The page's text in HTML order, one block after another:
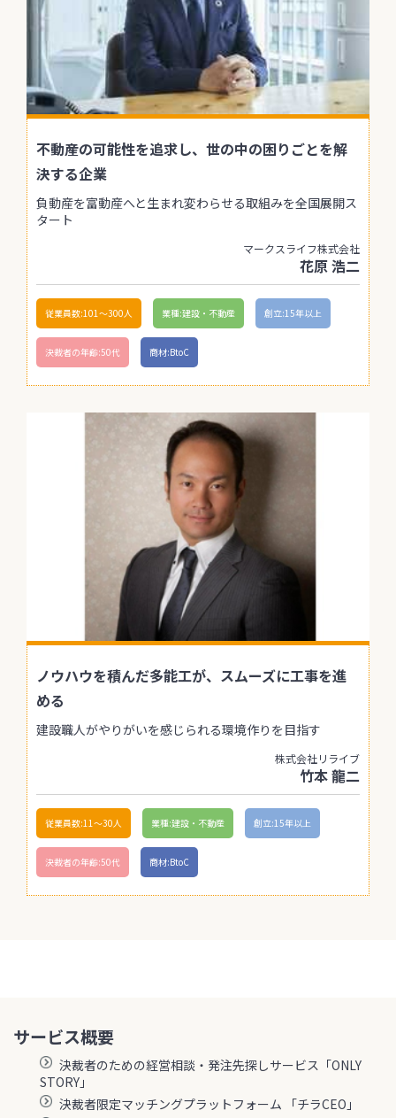
不動産の可能性を追求し、世の中の困りごとを解
決する企業
負動産を富動産へと生まれ変わらせる取組みを全国展開ス
タート
マークスライフ株式会社
花原 浩二
従業員数:101〜300人 業種:建設・不動産 創立:15年以上
決裁者の年齢:50代 商材:BtoC
ノウハウを積んだ多能工が、スムーズに工事を進
める
建設職人がやりがいを感じられる環境作りを目指す
株式会社リライブ
竹本 龍二
従業員数:11〜30人 業種:建設・不動産 創立:15年以上
決裁者の年齢:50代 商材:BtoC
サービス概要
決裁者のための経営相談・発注先探しサービス「ONLY
STORY」
決裁者限定マッチングプラットフォーム 「チラCEO」